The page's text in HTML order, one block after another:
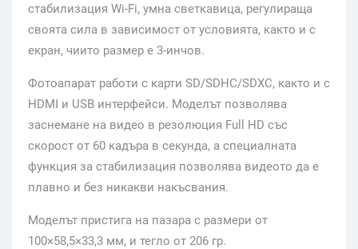
стабилизация Wi-Fi, умна светкавица, регулираща
своята сила в зависимост от условията, както и с
екран, чиито размер е 3-инчов.
Фотоапарат работи с карти SD/SDHC/SDXC, както и с
HDMI и USB интерфейси. Моделът позволява
заснемане на видео в резолюция Full HD със
скорост от 60 кадъра в секунда, а специалната
функция за стабилизация позволява видеото да е
плавно и без никакви накъсвания.
Моделът пристига на пазара с размери от
100×58,5×33,3 мм, и тегло от 206 гр.